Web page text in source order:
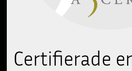
Certifierade